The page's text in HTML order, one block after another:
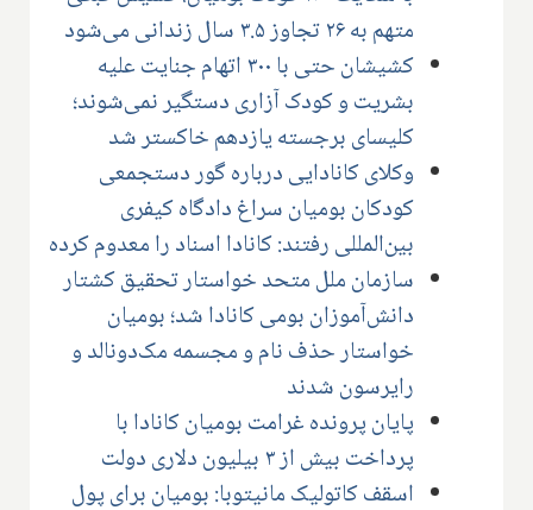
متهم به ۲۶ تجاوز ۳.۵ سال زندانی می‌شود
کشیشان حتی با ۳۰۰ اتهام جنایت علیه
بشریت و کودک آزاری دستگیر نمی‌شوند؛
کلیسای برجسته یازدهم خاکستر شد
وکلای کانادایی درباره گور دستجمعی
کودکان بومیان سراغ دادگاه کیفری
بین‌المللی رفتند: کانادا اسناد را معدوم کرده
سازمان ملل متحد خواستار تحقیق کشتار
دانش‌آموزان بومی کانادا شد؛ بومیان
خواستار حذف نام و مجسمه مک‌دونالد و
رایرسون شدند
پایان پرونده غرامت بومیان کانادا با
پرداخت بیش از ۳ بیلیون دلاری دولت
اسقف کاتولیک مانیتوبا: بومیان برای پول